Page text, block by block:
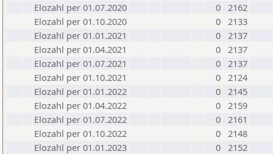
Elozahl per 01.07.2020
0 2162
Elozahl per 01.10.2020
0 2133
Elozahl per 01.01.2021
0 2137
Elozahl per 01.04.2021
0 2137
Elozahl per 01.07.2021
0 2137
Elozahl per 01.10.2021
0 2124
Elozahl per 01.01.2022
0 2145
Elozahl per 01.04.2022
0 2159
Elozahl per 01.07.2022
0 2161
Elozahl per 01.10.2022
0 2148
Elozahl per 01.01.2023
0 2152